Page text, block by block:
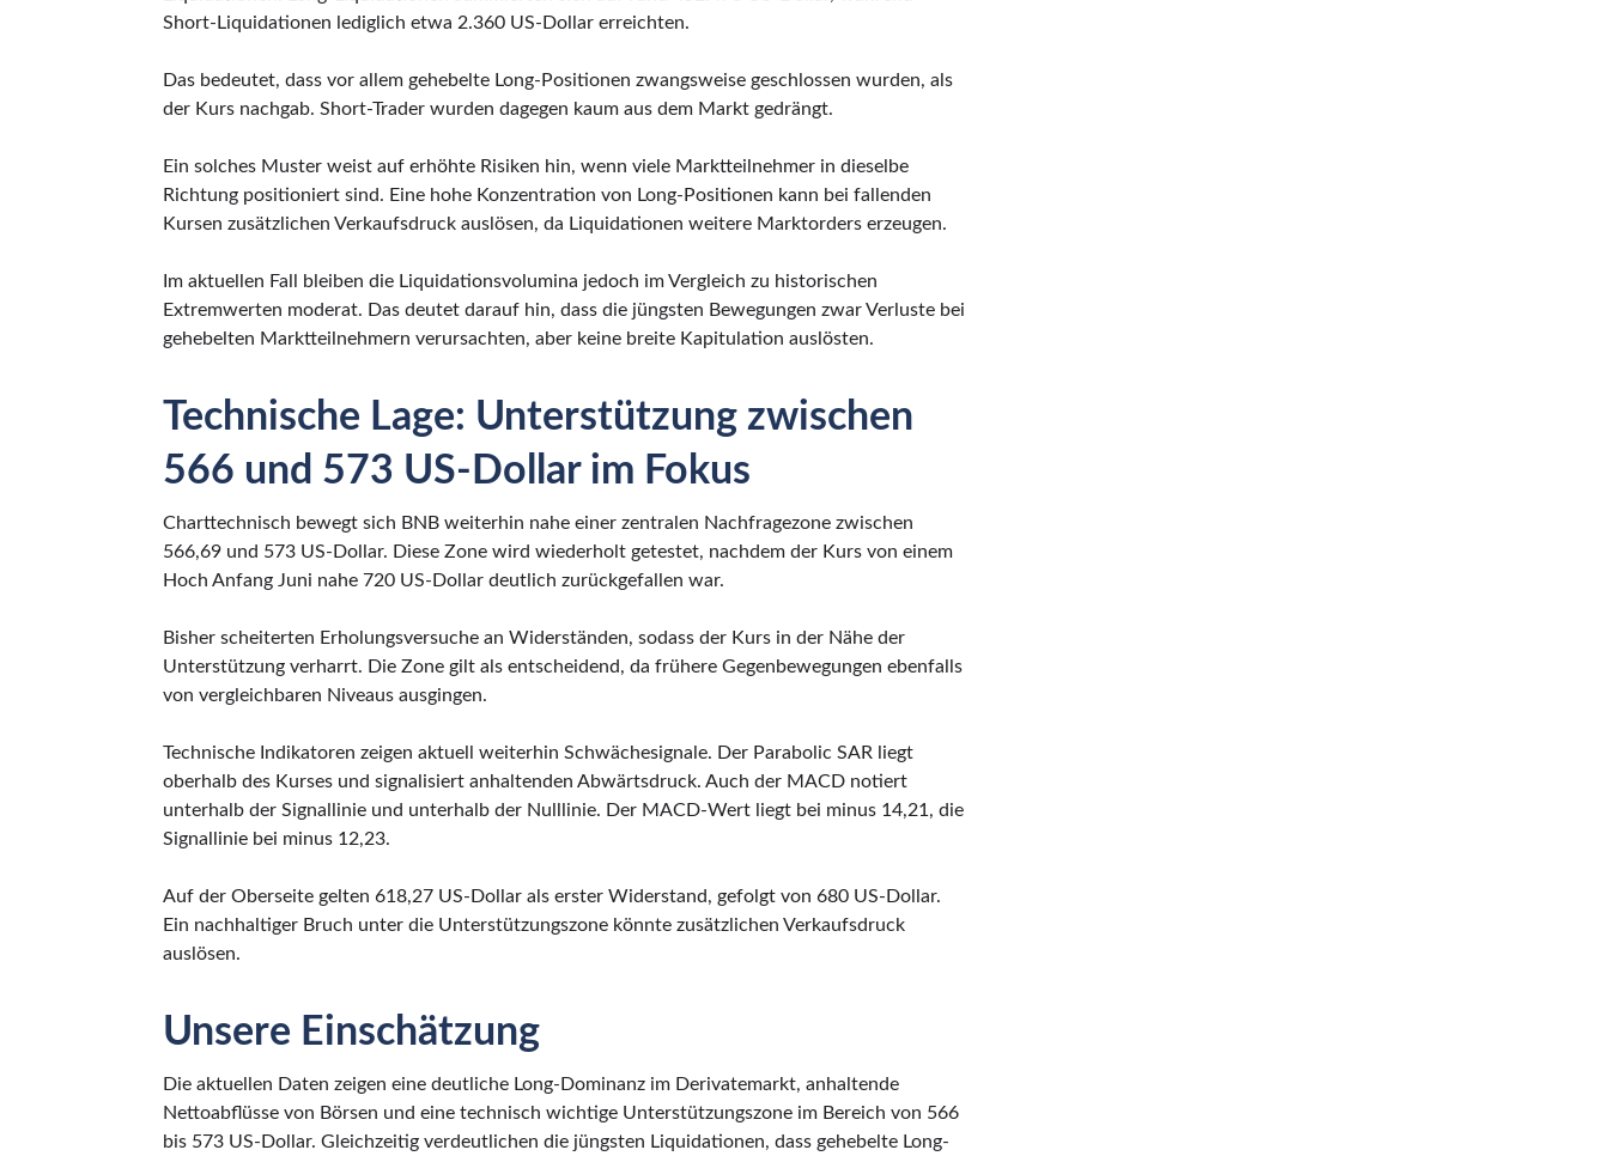
Short-Liquidationen lediglich etwa 2.360 US-Dollar erreichten.
Das bedeutet, dass vor allem gehebelte Long-Positionen zwangsweise geschlossen wurden, als
der Kurs nachgab. Short-Trader wurden dagegen kaum aus dem Markt gedrängt.
Ein solches Muster weist auf erhöhte Risiken hin, wenn viele Marktteilnehmer in dieselbe
Richtung positioniert sind. Eine hohe Konzentration von Long-Positionen kann bei fallenden
Kursen zusätzlichen Verkaufsdruck auslösen, da Liquidationen weitere Marktorders erzeugen.
Im aktuellen Fall bleiben die Liquidationsvolumina jedoch im Vergleich zu historischen
Extremwerten moderat. Das deutet darauf hin, dass die jüngsten Bewegungen zwar Verluste bei
gehebelten Marktteilnehmern verursachten, aber keine breite Kapitulation auslösten.
Technische Lage: Unterstützung zwischen
566 und 573 US-Dollar im Fokus
Charttechnisch bewegt sich BNB weiterhin nahe einer zentralen Nachfragezone zwischen
566,69 und 573 US-Dollar. Diese Zone wird wiederholt getestet, nachdem der Kurs von einem
Hoch Anfang Juni nahe 720 US-Dollar deutlich zurückgefallen war.
Bisher scheiterten Erholungsversuche an Widerständen, sodass der Kurs in der Nähe der
Unterstützung verharrt. Die Zone gilt als entscheidend, da frühere Gegenbewegungen ebenfalls
von vergleichbaren Niveaus ausgingen.
Technische Indikatoren zeigen aktuell weiterhin Schwächesignale. Der Parabolic SAR liegt
oberhalb des Kurses und signalisiert anhaltenden Abwärtsdruck. Auch der MACD notiert
unterhalb der Signallinie und unterhalb der Nulllinie. Der MACD-Wert liegt bei minus 14,21, die
Signallinie bei minus 12,23.
Auf der Oberseite gelten 618,27 US-Dollar als erster Widerstand, gefolgt von 680 US-Dollar.
Ein nachhaltiger Bruch unter die Unterstützungszone könnte zusätzlichen Verkaufsdruck
auslösen.
Unsere Einschätzung
Die aktuellen Daten zeigen eine deutliche Long-Dominanz im Derivatemarkt, anhaltende
Nettoabflüsse von Börsen und eine technisch wichtige Unterstützungszone im Bereich von 566
bis 573 US-Dollar. Gleichzeitig verdeutlichen die jüngsten Liquidationen, dass gehebelte Long-